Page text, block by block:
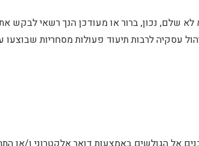
שלם, נכון, ברור או מעודכן הנך רשאי לבקש
לרבות תיעוד פעולות מסחריות שבוצעו